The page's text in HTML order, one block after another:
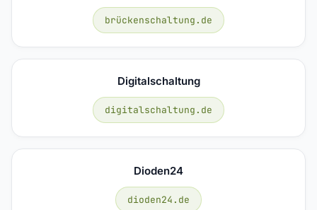
brückenschaltung.de
Digitalschaltung
digitalschaltung.de
Dioden24
dioden24.de